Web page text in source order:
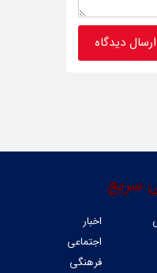
سریع
اخبار
اجتماعی
فرهنگی